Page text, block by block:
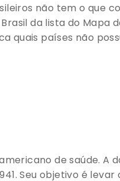
não tem o que
da lista do Mapa
quais países não
de saúde. A
Seu objetivo é